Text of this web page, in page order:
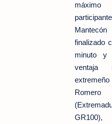
finalizado
minuto y
ventaja
Romero